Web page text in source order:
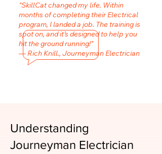
"SkillCat changed my life. Within
months of completing their Electrical
program, I landed a job. The training is
spot on, and it’s designed to help you
hit the ground running!"
— Rich Knill., Journeyman Electrician
Understanding
Journeyman Electrician